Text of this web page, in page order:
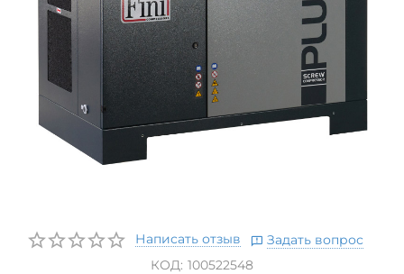
Написать отзыв
Задать вопрос
КОД: 100522548